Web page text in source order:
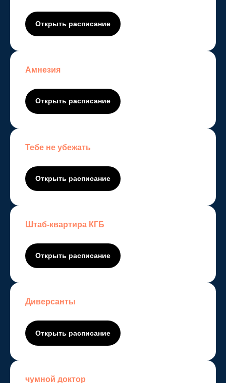
Открыть расписание
Амнезия
Открыть расписание
Тебе не убежать
Открыть расписание
Штаб-квартира КГБ
Открыть расписание
Диверсанты
Открыть расписание
чумной доктор